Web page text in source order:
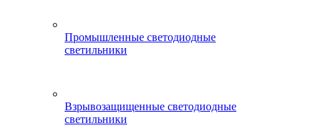
Промышленные светодиодные
светильники
Взрывозащищенные светодиодные
светильники